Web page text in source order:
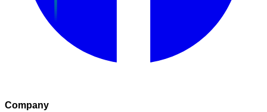
Company